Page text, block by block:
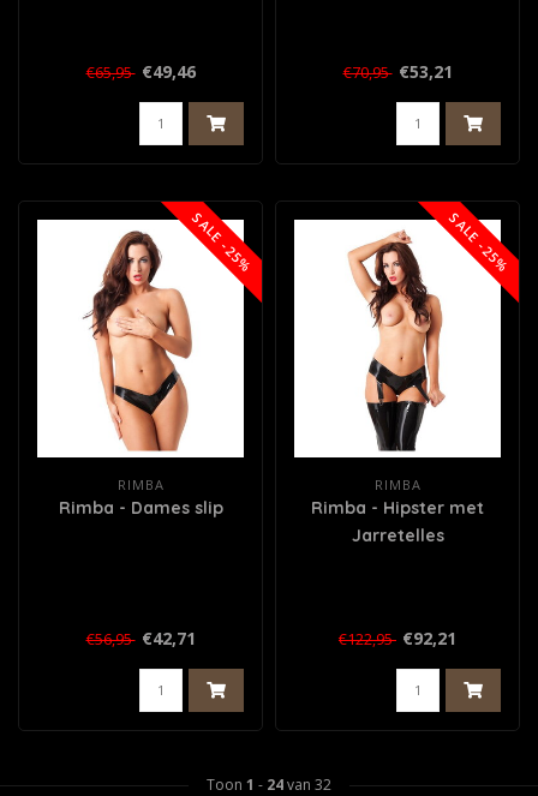
€65,95 €49,46 €70,95 €53,21
SALE -25%
RIMBA
Rimba - Dames slip
€56,95 €42,71
SALE -25%
RIMBA
Rimba - Hipster met
Jarretelles
€122,95 €92,21
Toon 1 - 24van 32